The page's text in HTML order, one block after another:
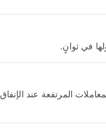
في ثوانٍ.
المرتفعة عند الإنفاق